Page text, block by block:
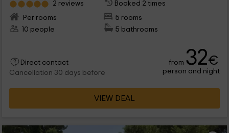
2 reviews
Booked 2 times
Per rooms
5 rooms
10 people
5 bathrooms
Direct contact
Cancellation 30 days before
from 32€
person and night
VIEW DEAL